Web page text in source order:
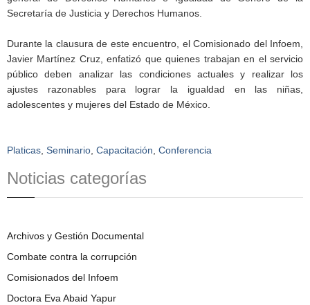
Secretaría de Justicia y Derechos Humanos.
Durante la clausura de este encuentro, el Comisionado del Infoem,
Javier Martínez Cruz, enfatizó que quienes trabajan en el servicio
público deben analizar las condiciones actuales y realizar los
ajustes razonables para lograr la igualdad en las niñas,
adolescentes y mujeres del Estado de México.
Platicas Seminario Capacitación Conferencia
Noticias categorías
Archivos y Gestión Documental
Combate contra la corrupción
Comisionados del Infoem
Doctora Eva Abaid Yapur